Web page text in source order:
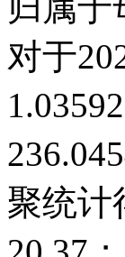
归属于
对于
聚统计